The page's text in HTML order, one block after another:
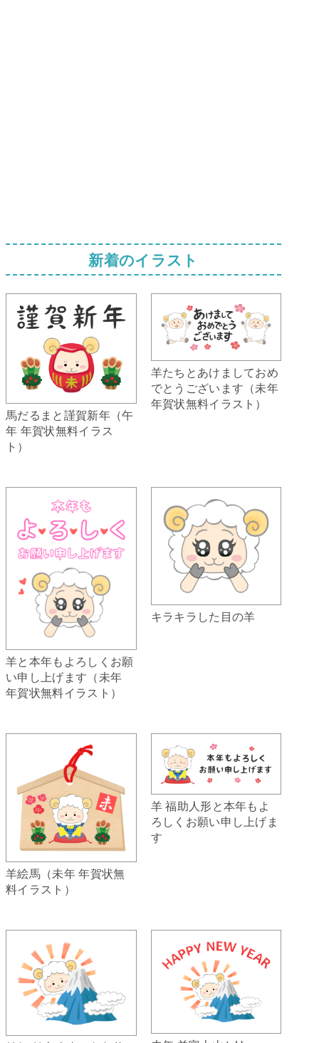
新着のイラスト
馬だるまと謹賀新年（午
年 年賀状無料イラス
ト）
羊たちとあけましておめ
でとうございます（未年
年賀状無料イラスト）
羊と本年もよろしくお願
い申し上げます（未年
年賀状無料イラスト）
キラキラした目の羊
羊絵馬（未年 年賀状無
料イラスト）
羊 福助人形と本年もよ
ろしくお願い申し上げま
す